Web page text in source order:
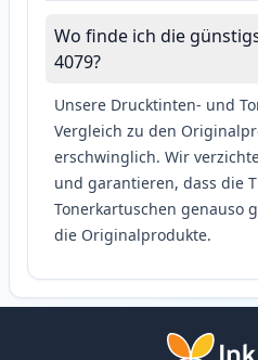
Wo finde ich die
4079?
Unsere Drucktinten- und
Vergleich zu den
erschwinglich. Wir
und garantieren, dass die
Tonerkartuschen genauso
die Originalprodukte.